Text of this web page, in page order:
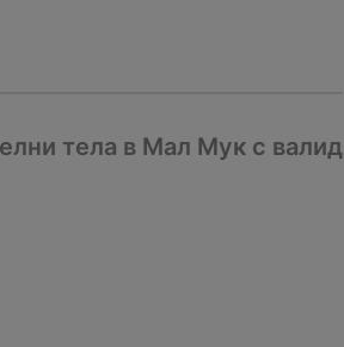
тела в Мал Мук с валид